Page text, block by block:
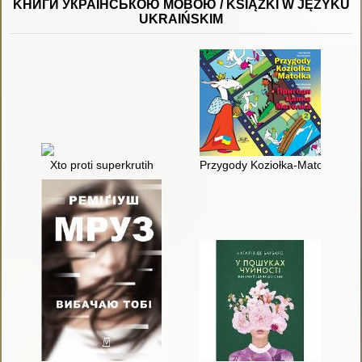
KНИГИ УКРАЇНСЬКОЮ МОВОЮ / KSIĄŻKI W JĘZYKU
UKRAIŃSKIM
Xto proti superkrutih Przygody Koziołka-Matołka. 2